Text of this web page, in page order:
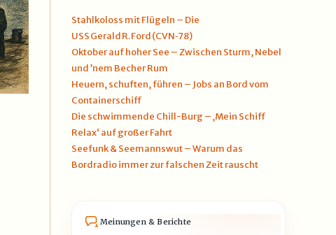
Stahlkoloss mit Flügeln – Die
USS Gerald R. Ford (CVN‑78)
Oktober auf hoher See – Zwischen Sturm, Nebel
und ’nem Becher Rum
Heuern, schuften, führen – Jobs an Bord vom
Containerschiff
Die schwimmende Chill-Burg – ‚Mein Schiff
Relax‘ auf großer Fahrt
Seefunk & Seemannswut – Warum das
Bordradio immer zur falschen Zeit rauscht
Meinungen & Berichte